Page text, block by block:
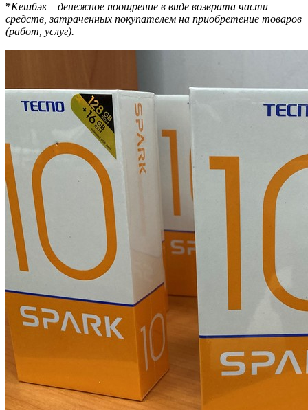
*Кешбэк – денежное поощрение в виде возврата части
средств, затраченных покупателем на приобретение товаров
(работ, услуг).